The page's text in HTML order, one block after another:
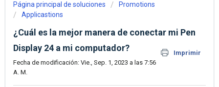
Página principal de soluciones
Promotions
Applicastions
¿Cuál es la mejor manera de conectar mi Pen
Display 24 a mi computador?
Imprimir
Fecha de modificación: Vie., Sep. 1, 2023 a las 7:56
A. M.